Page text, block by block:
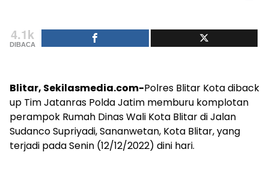
4.1k
DIBACA
Blitar, Sekilasmedia.com-Polres Blitar Kota diback
up Tim Jatanras Polda Jatim memburu komplotan
perampok Rumah Dinas Wali Kota Blitar di Jalan
Sudanco Supriyadi, Sananwetan, Kota Blitar, yang
terjadi pada Senin (12/12/2022) dini hari.